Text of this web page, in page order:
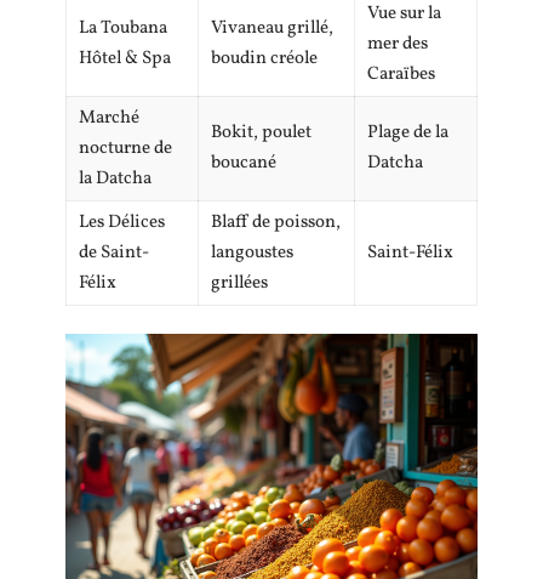
La Toubana
Hôtel & Spa
Vivaneau grillé,
boudin créole
Vue sur la
mer des
Caraïbes
Marché
nocturne de
la Datcha
Bokit, poulet
boucané
Plage de la
Datcha
Les Délices
de Saint-
Félix
Blaff de poisson,
langoustes
grillées
Saint-Félix